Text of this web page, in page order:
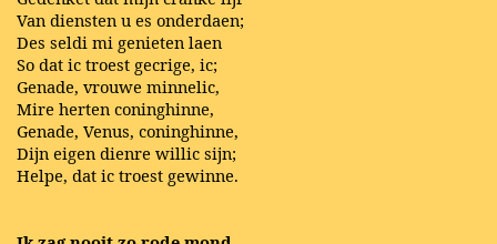
Van diensten u es onderdaen;
Des seldi mi genieten laen
So dat ic troest gecrige, ic;
Genade, vrouwe minnelic,
Mire herten coninghinne,
Genade, Venus, coninghinne,
Dijn eigen dienre willic sijn;
Helpe, dat ic troest gewinne.